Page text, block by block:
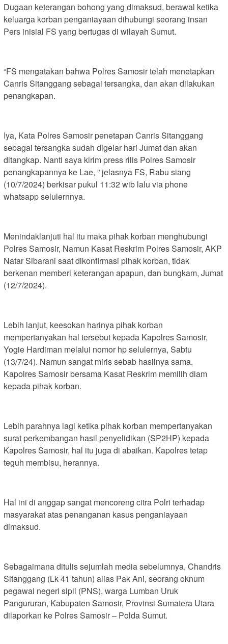
Dugaan keterangan bohong yang dimaksud, berawal ketika
keluarga korban penganiayaan dihubungi seorang insan
Pers inisial FS yang bertugas di wilayah Sumut.
“FS mengatakan bahwa Polres Samosir telah menetapkan
Canris Sitanggang sebagai tersangka, dan akan dilakukan
penangkapan.
Iya, Kata Polres Samosir penetapan Canris Sitanggang
sebagai tersangka sudah digelar hari Jumat dan akan
ditangkap. Nanti saya kirim press rilis Polres Samosir
penangkapannya ke Lae, ” jelasnya FS, Rabu siang
(10/7/2024) berkisar pukul 11:32 wib lalu via phone
whatsapp selulernnya.
Menindaklanjuti hal itu maka pihak korban menghubungi
Polres Samosir, Namun Kasat Reskrim Polres Samosir, AKP
Natar Sibarani saat dikonfirmasi pihak korban, tidak
berkenan memberi keterangan apapun, dan bungkam, Jumat
(12/7/2024).
Lebih lanjut, keesokan harinya pihak korban
mempertanyakan hal tersebut kepada Kapolres Samosir,
Yogie Hardiman melalui nomor hp selulernya, Sabtu
(13/7/24). Namun sangat miris sebab hasilnya sama.
Kapolres Samosir bersama Kasat Reskrim memilih diam
kepada pihak korban.
Lebih parahnya lagi ketika pihak korban mempertanyakan
surat perkembangan hasil penyelidikan (SP2HP) kepada
Kapolres Samosir, hal itu juga di abaikan. Kapolres tetap
teguh membisu, herannya.
Hal ini di anggap sangat mencoreng citra Polri terhadap
masyarakat atas penanganan kasus penganiayaan
dimaksud.
Sebagaimana ditulis sejumlah media sebelumnya, Chandris
Sitanggang (Lk 41 tahun) alias Pak Ani, seorang oknum
pegawai negeri sipil (PNS), warga Lumban Uruk
Pangururan, Kabupaten Samosir, Provinsi Sumatera Utara
dilaporkan ke Polres Samosir – Polda Sumut.